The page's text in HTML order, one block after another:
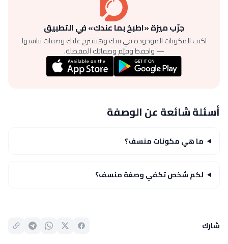
جرّب ميزة «اطبخ بما عندك» في التطبيق
اكتب المكونات الموجودة في بيتك وهنقترح عليك وصفات تناسبها
— واحفظ وقيّم وصفاتك المفضلة.
أسئلة شائعة عن الوصفة
ما هي مكونات منسف؟
لكم شخص تكفي وصفة منسف؟
شارك